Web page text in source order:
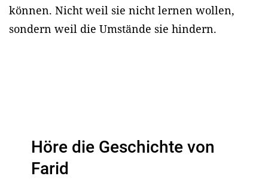
können. Nicht weil sie nicht lernen wollen,
sondern weil die Umstände sie hindern.
Höre die Geschichte von
Farid